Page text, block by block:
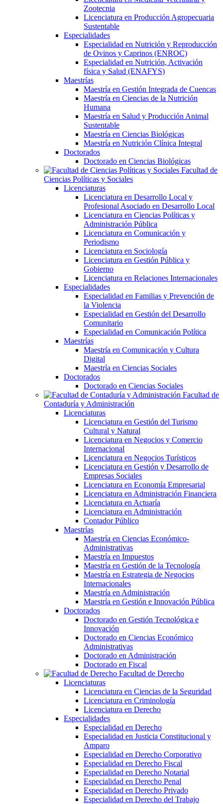
Zootecnia
Licenciatura en Producción Agropecuaria
Sustentable
Especialidades
Especialidad en Nutrición y Reproducción
de Ovinos y Caprinos (ENROC)
Especialidad en Nutrición, Activación
física y Salud (ENAFYS)
Maestrías
Maestría en Gestión Integrada de Cuencas
Maestría en Ciencias de la Nutrición
Humana
Maestría en Salud y Producción Animal
Sustentable
Maestría en Ciencias Biológicas
Maestría en Nutrición Clínica Integral
Doctorados
Doctorado en Ciencias Biológicas
Facultad de
Ciencias Políticas y Sociales
Licenciaturas
Licenciatura en Desarrollo Local y
Profesional Asociado en Desarrollo Local
Licenciatura en Ciencias Políticas y
Administración Pública
Licenciatura en Comunicación y
Periodismo
Licenciatura en Sociología
Licenciatura en Gestión Pública y
Gobierno
Licenciatura en Relaciones Internacionales
Especialidades
Especialidad en Familias y Prevención de
la Violencia
Especialidad en Gestión del Desarrollo
Comunitario
Especialidad en Comunicación Política
Maestrías
Maestría en Comunicación y Cultura
Digital
Maestría en Ciencias Sociales
Doctorados
Doctorado en Ciencias Sociales
Facultad de
Contaduría y Administración
Licenciaturas
Licenciatura en Gestión del Turismo
Cultural y Natural
Licenciatura en Negocios y Comercio
Internacional
Licenciatura en Negocios Turísticos
Licenciatura en Gestión y Desarrollo de
Empresas Sociales
Licenciatura en Economía Empresarial
Licenciatura en Administración Financiera
Licenciatura en Actuaría
Licenciatura en Administración
Contador Público
Maestrías
Maestría en Ciencias Económico-
Administrativas
Maestría en Impuestos
Maestría en Gestión de la Tecnología
Maestría en Estrategia de Negocios
Internacionales
Maestría en Administración
Maestría en Gestión e Innovación Pública
Doctorados
Doctorado en Gestión Tecnológica e
Innovación
Doctorado en Ciencias Económico
Administrativas
Doctorado en Administración
Doctorado en Fiscal
Facultad de Derecho
Licenciaturas
Licenciatura en Ciencias de la Seguridad
Licenciatura en Criminología
Licenciatura en Derecho
Especialidades
Especialidad en Derecho
Especialidad en Justicia Constitucional y
Amparo
Especialidad en Derecho Corporativo
Especialidad en Derecho Fiscal
Especialidad en Derecho Notarial
Especialidad en Derecho Penal
Especialidad en Derecho Privado
Especialidad en Derecho del Trabajo